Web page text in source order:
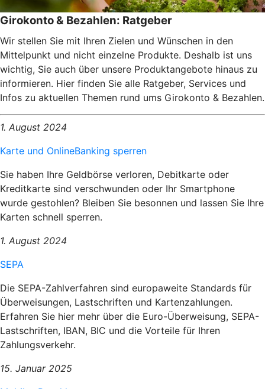
Girokonto & Bezahlen: Ratgeber
Wir stellen Sie mit Ihren Zielen und Wünschen in den
Mittelpunkt und nicht einzelne Produkte. Deshalb ist uns
wichtig, Sie auch über unsere Produktangebote hinaus zu
informieren. Hier finden Sie alle Ratgeber, Services und
Infos zu aktuellen Themen rund ums Girokonto & Bezahlen.
1. August 2024
Karte und OnlineBanking sperren
Sie haben Ihre Geldbörse verloren, Debitkarte oder
Kreditkarte sind verschwunden oder Ihr Smartphone
wurde gestohlen? Bleiben Sie besonnen und lassen Sie Ihre
Karten schnell sperren.
1. August 2024
SEPA
Die SEPA-Zahlverfahren sind europaweite Standards für
Überweisungen, Lastschriften und Kartenzahlungen.
Erfahren Sie hier mehr über die Euro-Überweisung, SEPA-
Lastschriften, IBAN, BIC und die Vorteile für Ihren
Zahlungsverkehr.
15. Januar 2025